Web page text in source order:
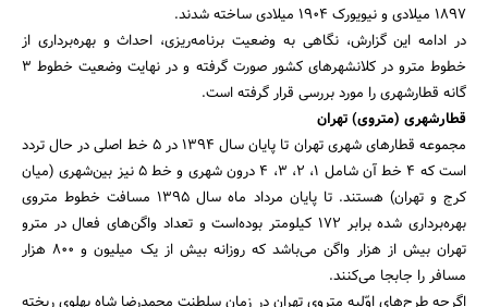
۱۸۹۷ میلادی و نیویورک ۱۹۰۴ میلادی ساخته شدند.
در ادامه این گزارش، نگاهی به وضعیت برنامه‌ریزی، احداث و بهره‌برداری از
خطوط مترو در کلانشهرهای کشور صورت گرفته و در نهایت وضعیت خطوط 3
گانه قطارشهری را مورد بررسی قرار گرفته است.
قطارشهری (متروی) تهران
مجموعه قطارهای شهری تهران تا پایان سال ۱۳۹۴ در 5 خط اصلی در حال تردد
است که 4 خط آن شامل ۱، ۲، ۳، 4 درون شهری و خط 5 نیز بین‌شهری (میان
کرج و تهران) هستند. تا پایان مرداد ماه سال ۱۳۹۵ مسافت خطوط متروی
بهره‌برداری شده برابر ۱۷۲ کیلومتر بوده‌است و تعداد واگن‌های فعال در مترو
تهران بیش از هزار واگن می‌باشد که روزانه بیش از یک میلیون و 800 هزار
مسافر را جابجا می‌کنند.